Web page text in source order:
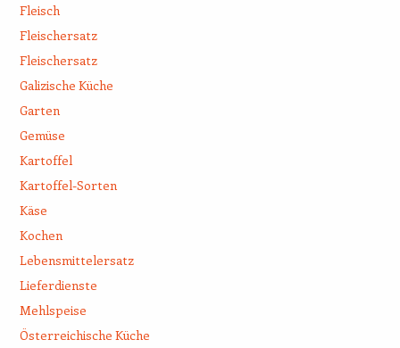
Fleisch
Fleischersatz
Fleischersatz
Galizische Küche
Garten
Gemüse
Kartoffel
Kartoffel-Sorten
Käse
Kochen
Lebensmittelersatz
Lieferdienste
Mehlspeise
Österreichische Küche